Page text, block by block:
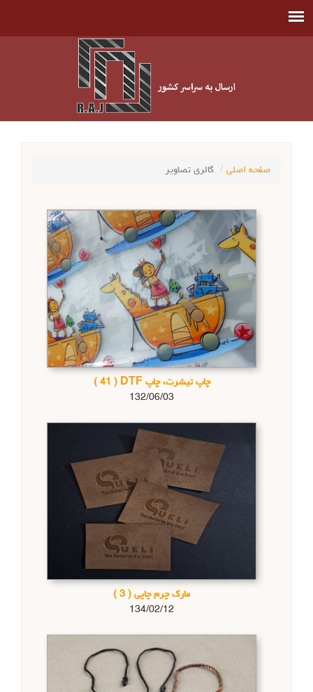
صفحه اصلی گالري تصاوير
چاپ تیشرت، چاپ DTF
( 41 )
132/06/03
مارک چرم چاپی ( 3 )
134/02/12